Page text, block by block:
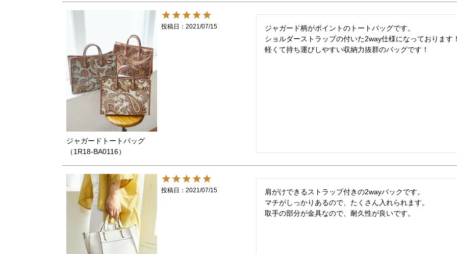
ジャガードトートバッグ
（1R18-BA0116）
投稿日 2021/07/15
ジャガード柄がポイントのトートバッグです。
ショルダーストラップの付いた2way仕様になっております
軽くて持ち運びしやすい収納力抜群のバッグです！
投稿日 2021/07/15
肩がけできるストラップ付きの2wayバックです。
マチがしっかりあるので、たくさん入れられます。
取手の部分が金具なので、耐久性が良いです。